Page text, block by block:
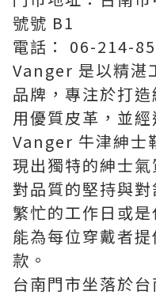
號號 B1
電話： 06-214-
Vanger 是以精湛
品牌，專注於打
用優質皮革，並經
Vanger 牛津紳士
現出獨特的紳士
對品質的堅持與
繁忙的工作日或
能為每位穿戴者
款。
台南門市坐落於